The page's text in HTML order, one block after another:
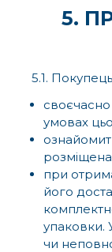
5.
5.1.
умовах
при
його
чи